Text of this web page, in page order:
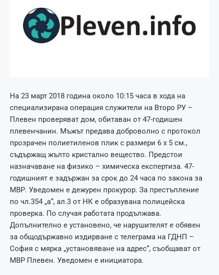
На 23 март 2018 година около 10:15 часа в хода на
специализирана операция служители на Второ РУ –
Плевен проверяват дом, обитаван от 47-годишен
плевенчанин. Мъжът предава доброволно с протокол
прозрачен полиетиленов плик с размери 6 x 5 см.,
съдържащ жълто кристално вещество. Предстои
назначаване на физико – химическа експертиза. 47-
годишният е задържан за срок до 24 часа по закона за
МВР. Уведомен е дежурен прокурор. За престъпление
по чл.354 „а“, ал.3 от НК е образувана полицейска
проверка. По случая работата продължава.
Допълнително е установено, че нарушителят е обявен
за общодържавно издирване с телеграма на ГДНП –
София с мярка „установяване на адрес“, съобщават от
МВР Плевен. Уведомен е инициатора.